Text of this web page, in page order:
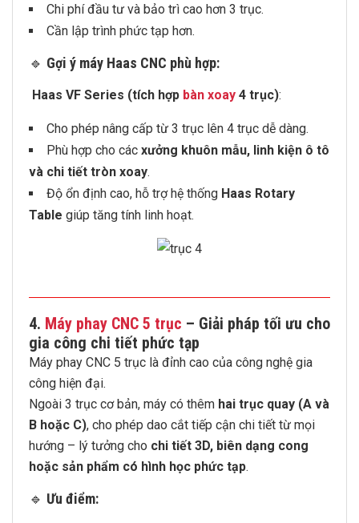
Chi phí đầu tư và bảo trì cao hơn 3 trục.
Cần lập trình phức tạp hơn.
🔹 Gợi ý máy Haas CNC phù hợp:
Haas VF Series (tích hợp bàn xoay 4 trục):
Cho phép nâng cấp từ 3 trục lên 4 trục dễ dàng.
Phù hợp cho các xưởng khuôn mẫu, linh kiện ô tô
và chi tiết tròn xoay.
Độ ổn định cao, hỗ trợ hệ thống Haas Rotary
Table giúp tăng tính linh hoạt.
4. Máy phay CNC 5 trục – Giải pháp tối ưu cho
gia công chi tiết phức tạp
Máy phay CNC 5 trục là đỉnh cao của công nghệ gia
công hiện đại.
Ngoài 3 trục cơ bản, máy có thêm hai trục quay (A và
B hoặc C), cho phép dao cắt tiếp cận chi tiết từ mọi
hướng – lý tưởng cho chi tiết 3D, biên dạng cong
hoặc sản phẩm có hình học phức tạp.
🔹 Ưu điểm: